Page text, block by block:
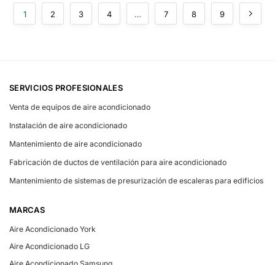
1 2 3 4 … 7 8 9
SERVICIOS PROFESIONALES
Venta de equipos de aire acondicionado
Instalación de aire acondicionado
Mantenimiento de aire acondicionado
Fabricación de ductos de ventilación para aire acondicionado
Mantenimiento de sistemas de presurización de escaleras para edificios
MARCAS
Aire Acondicionado York
Aire Acondicionado LG
Aire Acondicionado Samsung